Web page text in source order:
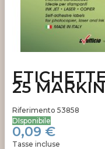
25
Riferimento 53858
DIsponibile
0,09 €
Tasse incluse